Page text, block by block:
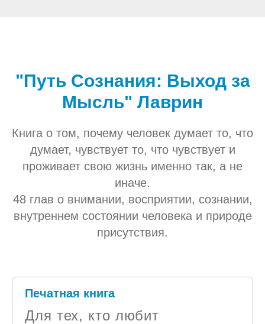
"Путь Сознания: Выход за
Мысль" Лаврин
Книга о том, почему человек думает то, что
думает, чувствует то, что чувствует и
проживает свою жизнь именно так, а не
иначе.
48 глав о внимании, восприятии, сознании,
внутреннем состоянии человека и природе
присутствия.
Печатная книга
Для тех, кто любит